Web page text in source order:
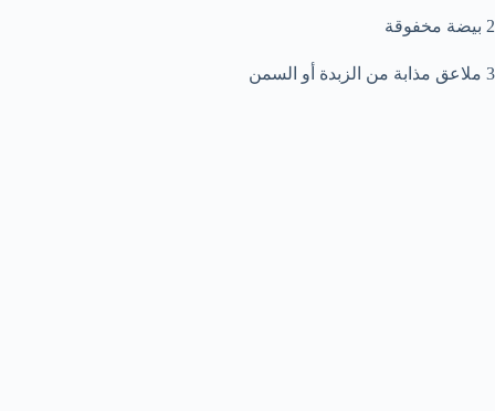
2 بيضة مخفوقة
3 ملاعق مذابة من الزبدة أو السمن